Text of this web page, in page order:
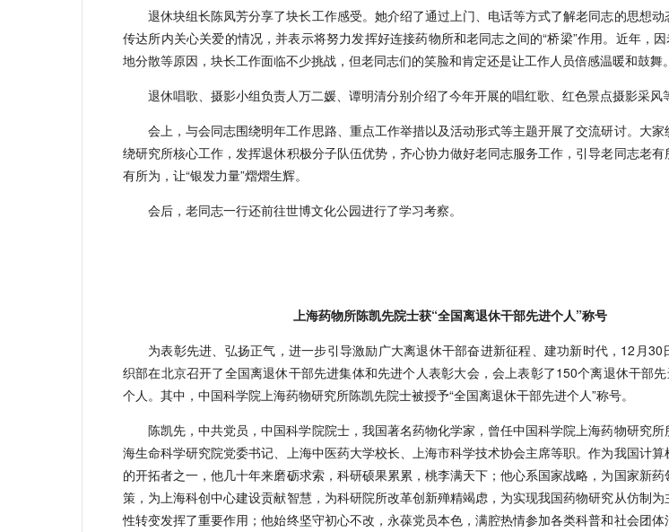
退休块组长陈凤芳分享了块长工作感受。她介绍了通过上门、电话等方式了解老同志的思想
传达所内关心关爱的情况，并表示将努力发挥好连接药物所和老同志之间的“桥梁”作用。近年，因
地分散等原因，块长工作面临不少挑战，但老同志们的笑脸和肯定还是让工作人员倍感温暖和鼓舞。
退休唱歌、摄影小组负责人万二媛、谭明清分别介绍了今年开展的唱红歌、红色景点摄影采风
会上，与会同志围绕明年工作思路、重点工作举措以及活动形式等主题开展了交流研讨。大家
绕研究所核心工作，发挥退休积极分子队伍优势，齐心协力做好老同志服务工作，引导老同志老
有所为，让“银发力量”熠熠生辉。
会后，老同志一行还前往世博文化公园进行了学习考察。
上海药物所陈凯先院士获“全国离退休干部先进个人”称号
为表彰先进、弘扬正气，进一步引导激励广大离退休干部奋进新征程、建功新时代，12月30
织部在北京召开了全国离退休干部先进集体和先进个人表彰大会，会上表彰了150个离退休干部
个人。其中，中国科学院上海药物研究所陈凯先院士被授予“全国离退休干部先进个人”称号。
陈凯先，中共党员，中国科学院院士，我国著名药物化学家，曾任中国科学院上海药物研究
海生命科学研究院党委书记、上海中医药大学校长、上海市科学技术协会主席等职。作为我国计
的开拓者之一，他几十年来磨砺求索，科研硕果累累，桃李满天下；他心系国家战略，为国家新
策，为上海科创中心建设贡献智慧，为科研院所改革创新殚精竭虑，为实现我国药物研究从仿制为
性转变发挥了重要作用；他始终坚守初心不改，永葆党员本色，满腔热情参加各类科普和社会团